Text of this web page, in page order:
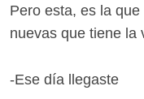
Pero esta, es la
nuevas que tiene la
-Ese día llegaste